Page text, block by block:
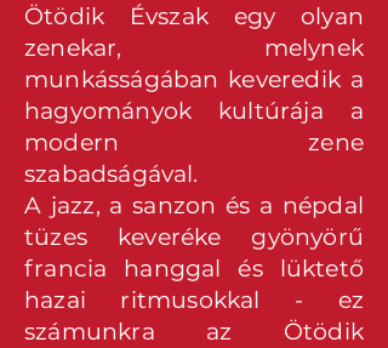
Ötödik Évszak egy olyan
zenekar, melynek
munkásságában keveredik a
hagyományok kultúrája a
modern zene
szabadságával.
A jazz, a sanzon és a népdal
tüzes keveréke gyönyörű
francia hanggal és lüktető
hazai ritmusokkal - ez
számunkra az Ötödik